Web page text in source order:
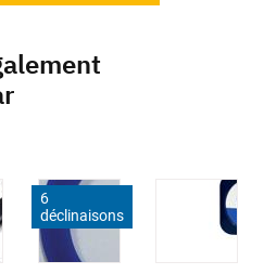
6
déclinaisons